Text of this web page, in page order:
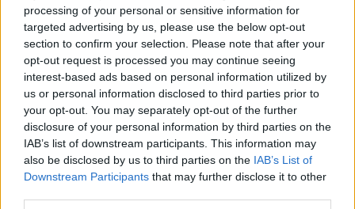
processing of your personal or sensitive information for
targeted advertising by us, please use the below opt-out
section to confirm your selection. Please note that after your
opt-out request is processed you may continue seeing
interest-based ads based on personal information utilized by
us or personal information disclosed to third parties prior to
your opt-out. You may separately opt-out of the further
disclosure of your personal information by third parties on the
IAB’s list of downstream participants. This information may
also be disclosed by us to third parties on the IAB’s List of
Downstream Participants that may further disclose it to other